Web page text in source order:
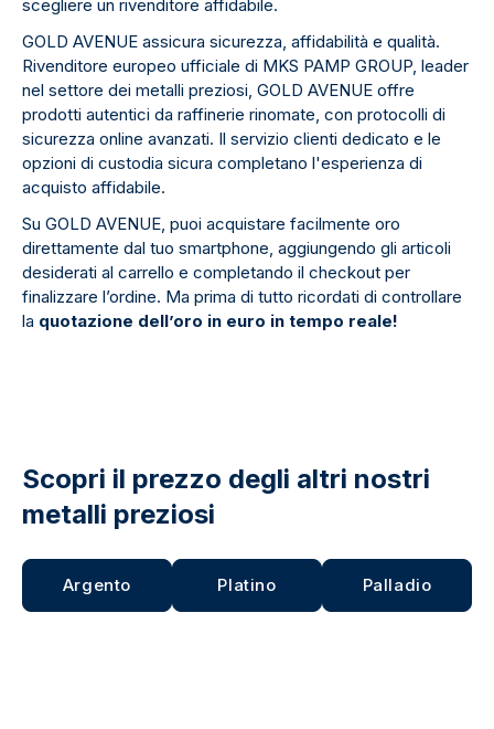
scegliere un rivenditore affidabile.
GOLD AVENUE assicura sicurezza, affidabilità e qualità.
Rivenditore europeo ufficiale di MKS PAMP GROUP, leader
nel settore dei metalli preziosi, GOLD AVENUE offre
prodotti autentici da raffinerie rinomate, con protocolli di
sicurezza online avanzati. Il servizio clienti dedicato e le
opzioni di custodia sicura completano l'esperienza di
acquisto affidabile.
Su GOLD AVENUE, puoi acquistare facilmente oro
direttamente dal tuo smartphone, aggiungendo gli articoli
desiderati al carrello e completando il checkout per
finalizzare l’ordine. Ma prima di tutto ricordati di controllare
la quotazione dell’oro in euro in tempo reale!
Scopri il prezzo degli altri nostri
metalli preziosi
Argento Platino Palladio